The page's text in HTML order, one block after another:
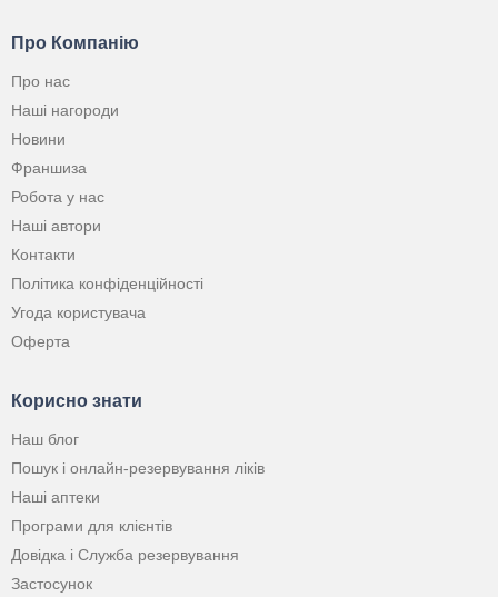
Про Компанію
Про нас
Наші нагороди
Новини
Франшиза
Робота у нас
Наші автори
Контакти
Політика конфіденційності
Угода користувача
Оферта
Корисно знати
Наш блог
Пошук і онлайн-резервування ліків
Наші аптеки
Програми для клієнтів
Довідка і Служба резервування
Застосунок